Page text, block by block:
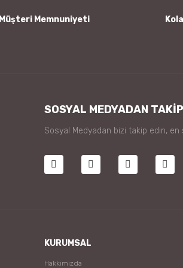
Müşteri Memnuniyeti
SOSYAL MEDYADAN
Sosyal Medyadan bizi takip edin, en
KURUMSAL
Hakkımızda